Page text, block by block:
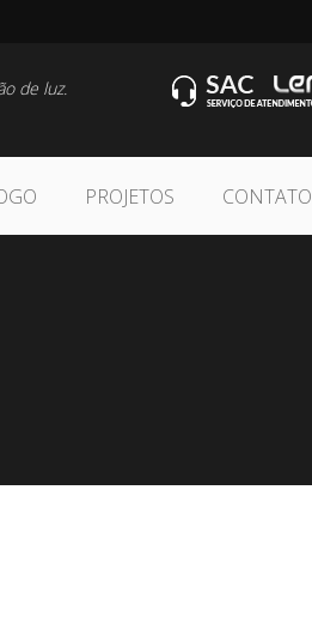
de luz.
PROJETOS CONTATO